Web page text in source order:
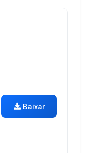
Baixar